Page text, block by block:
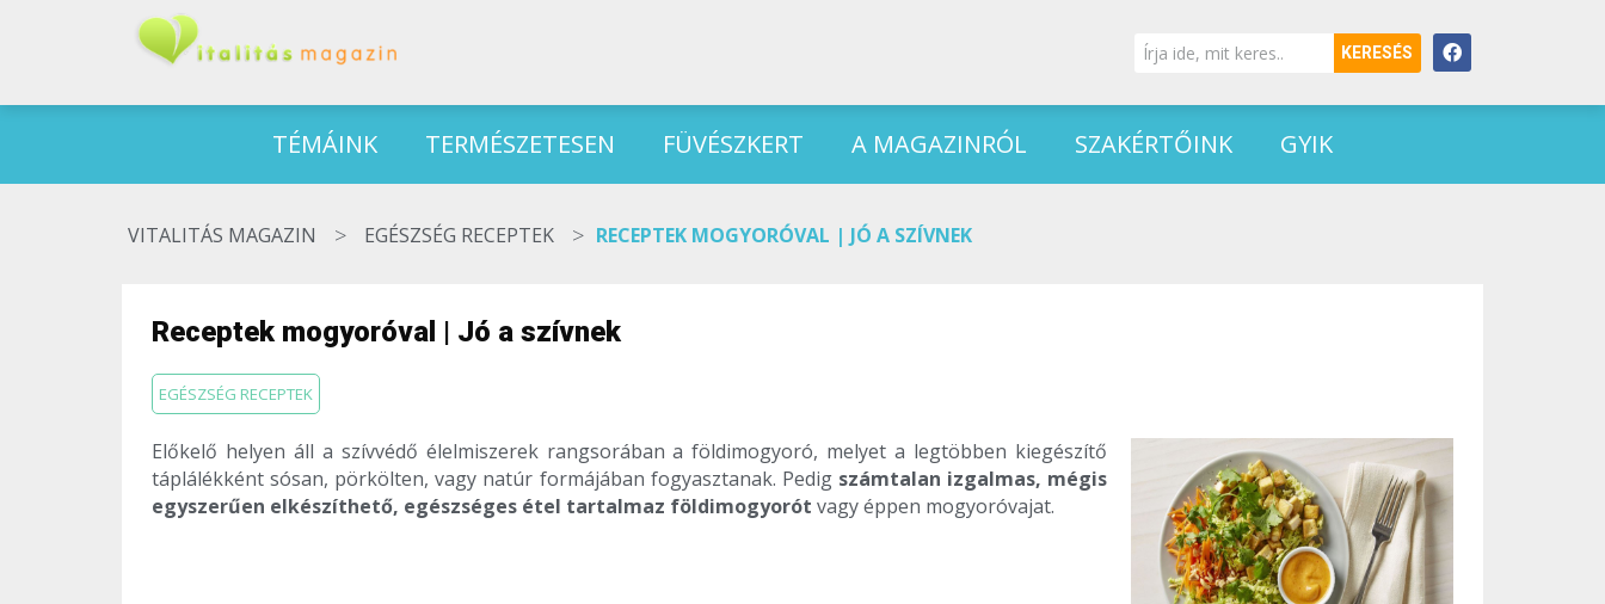
KERESÉS
TÉMÁINK TERMÉSZETESEN FÜVÉSZKERT A MAGAZINRÓL SZAKÉRTŐINK GYIK
VITALITÁS MAGAZIN > EGÉSZSÉG RECEPTEK > RECEPTEK MOGYORÓVAL | JÓ A SZÍVNEK
Receptek mogyoróval | Jó a szívnek
EGÉSZSÉG RECEPTEK
Előkelő helyen áll a szívvédő élelmiszerek rangsorában a földimogyoró, melyet a legtöbben kiegészítő
táplálékként sósan, pörkölten, vagy natúr formájában fogyasztanak. Pedig számtalan izgalmas, mégis
egyszerűen elkészíthető, egészséges étel tartalmaz földimogyorót vagy éppen mogyoróvajat.